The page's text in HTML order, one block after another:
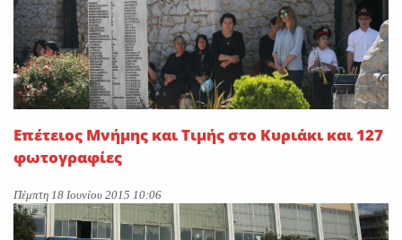
Επέτειος Μνήμης και Τιμής στο Κυριάκι και 127
φωτογραφίες
Πέμπτη 18 Ιουνίου 2015 10:06